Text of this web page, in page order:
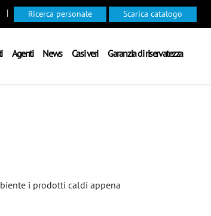
| Ricerca personale Scarica catalogo
Agenti News Casi veri Garanzia di riservatezza
i prodotti caldi appena